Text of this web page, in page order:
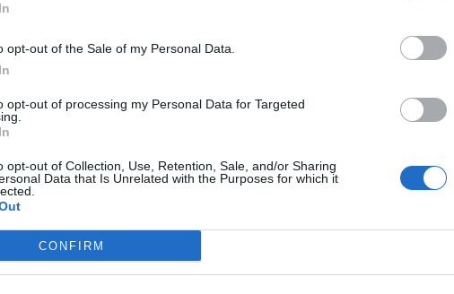
opt-out of the Sale of my Personal Data.
opt-out of processing my Personal Data for Targeted
opt-out of Collection, Use, Retention, Sale, and/or Sharing
Data that Is Unrelated with the Purposes for which it
CONFIRM
bomber